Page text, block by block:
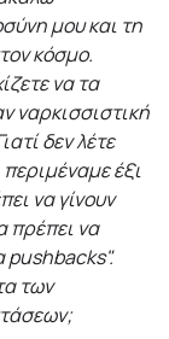
μου και τη
κόσμο.
να τα
ναρκισσιστική
δεν λέτε
έξι
να γίνουν
πρέπει να
pushbacks".
των